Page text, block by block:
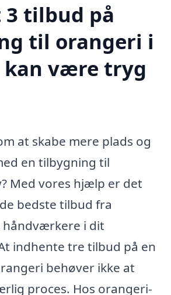
3 tilbud på
til orangeri i
kan være tryg
at skabe mere plads og
en tilbygning til
Med vores hjælp er det
bedste tilbud fra
håndværkere i dit
indhente tre tilbud på en
behøver ikke at
proces. Hos orangeri-